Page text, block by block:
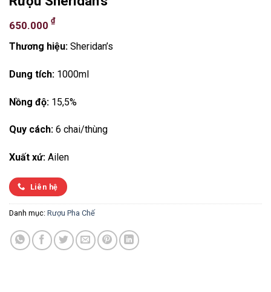
650.000 ₫
Thương hiệu: Sheridan’s
Dung tích: 1000ml
Nồng độ: 15,5%
Quy cách: 6 chai/thùng
Xuất xứ: Ailen
Liên hệ
Danh mục: Rượu Pha Chế